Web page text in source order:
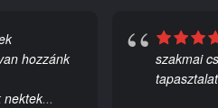
hozzánk
nektek...
szakmai